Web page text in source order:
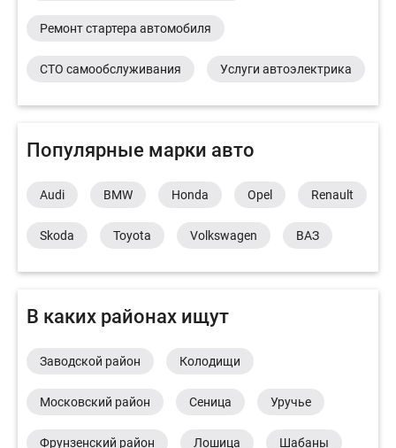
Ремонт стартера автомобиля
СТО самообслуживания Услуги автоэлектрика
Популярные марки авто
Audi BMW Honda Opel Renault
Skoda Toyota Volkswagen ВАЗ
В каких районах ищут
Заводской район Колодищи
Московский район Сеница Уручье
Фрунзенский район Лошица Шабаны